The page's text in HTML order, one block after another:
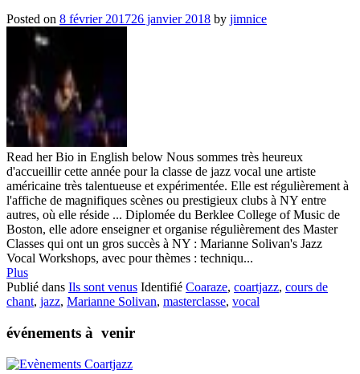
Posted on 8 février 201726 janvier 2018 by jimnice
Read her Bio in English below Nous sommes très heureux
d'accueillir cette année pour la classe de jazz vocal une artiste
américaine très talentueuse et expérimentée. Elle est régulièrement à
l'affiche de magnifiques scènes ou prestigieux clubs à NY entre
autres, où elle réside ... Diplomée du Berklee College of Music de
Boston, elle adore enseigner et organise régulièrement des Master
Classes qui ont un gros succès à NY : Marianne Solivan's Jazz
Vocal Workshops, avec pour thèmes : techniqu...
Plus
Publié dans Ils sont venus Identifié Coaraze, coartjazz, cours de
chant, jazz, Marianne Solivan, masterclasse, vocal
événements à venir